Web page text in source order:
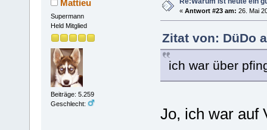
Mattieu
Supermann
Held Mitglied
Beiträge: 5.259
Geschlecht:
« Antwort #23 am: 26. Mai
Zitat von: DüDo
ich war über
Jo, ich war auf